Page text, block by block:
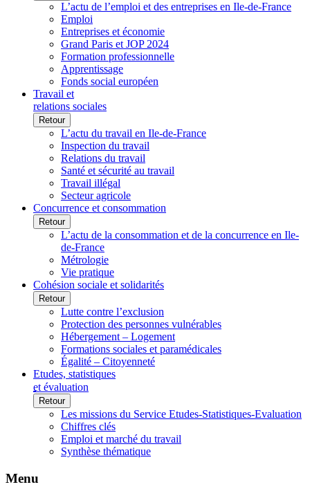
L’actu de l’emploi et des entreprises en Ile-de-France
Emploi
Entreprises et économie
Grand Paris et JOP 2024
Formation professionnelle
Apprentissage
Fonds social européen
Travail et
relations sociales
Retour
L’actu du travail en Ile-de-France
Inspection du travail
Relations du travail
Santé et sécurité au travail
Travail illégal
Secteur agricole
Concurrence et consommation
Retour
L’actu de la consommation et de la concurrence en Ile-
de-France
Métrologie
Vie pratique
Cohésion sociale et solidarités
Retour
Lutte contre l’exclusion
Protection des personnes vulnérables
Hébergement – Logement
Formations sociales et paramédicales
Égalité – Citoyenneté
Etudes, statistiques
et évaluation
Retour
Les missions du Service Etudes-Statistiques-Evaluation
Chiffres clés
Emploi et marché du travail
Synthèse thématique
Menu